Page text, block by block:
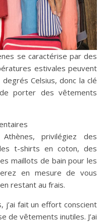
se caractérise par des
estivales peuvent
Celsius, donc la clé
porter des vêtements
privilégiez des
t-shirts en coton, des
maillots de bain pour les
en mesure de vous
restant au frais.
j’ai fait un effort conscient
de vêtements inutiles. J’ai